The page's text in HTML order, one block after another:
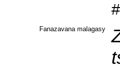
Fanazavana malagasy